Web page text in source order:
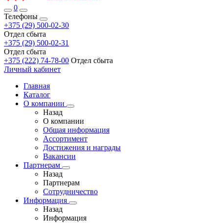
0
Телефоны
+375 (29) 500-02-30
Отдел сбыта
+375 (29) 500-02-31
Отдел сбыта
+375 (222) 74-78-00 Отдел сбыта
Личный кабинет
Главная
Каталог
О компании
Назад
О компании
Общая информация
Ассортимент
Достижения и награды
Вакансии
Партнерам
Назад
Партнерам
Сотрудничество
Информация
Назад
Информация